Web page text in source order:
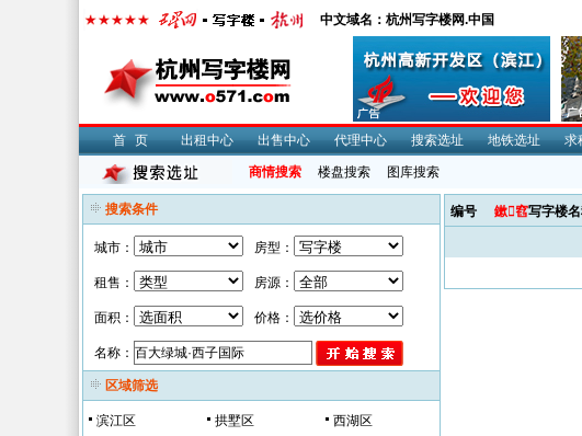
中文域名：杭州写字楼网.中国
首页 出租中心 出售中心 代理中心 搜索选址 地铁选址 求
商情搜索 楼盘搜索 图库搜索
搜索条件
城市： 房型：
租售： 房源：
面积： 价格：
名称：
区域筛选
滨江区 拱墅区
西湖区
编号 鏉窞写字楼